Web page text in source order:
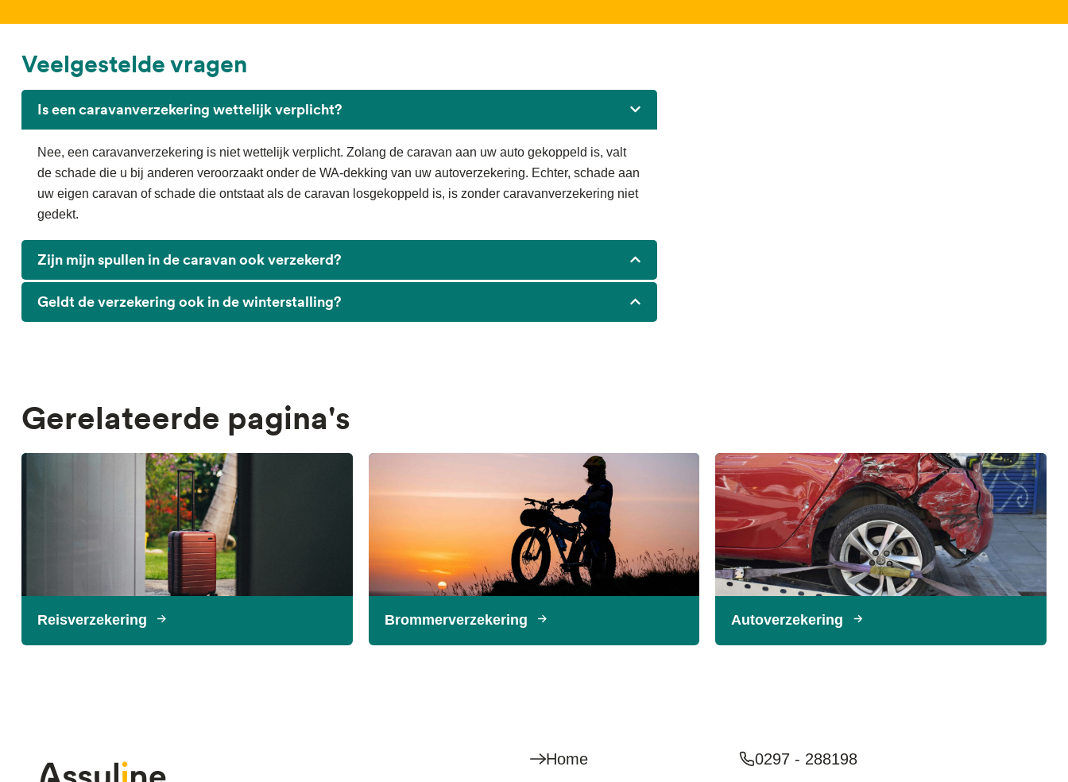
Veelgestelde vragen
Is een caravanverzekering wettelijk verplicht?
Nee, een caravanverzekering is niet wettelijk verplicht. Zolang de caravan aan uw auto gekoppeld is, valt
de schade die u bij anderen veroorzaakt onder de WA-dekking van uw autoverzekering. Echter, schade aan
uw eigen caravan of schade die ontstaat als de caravan losgekoppeld is, is zonder caravanverzekering niet
gedekt.
Zijn mijn spullen in de caravan ook verzekerd?
Geldt de verzekering ook in de winterstalling?
Gerelateerde pagina's
Reisverzekering Brommerverzekering Autoverzekering
Home 0297 - 288198